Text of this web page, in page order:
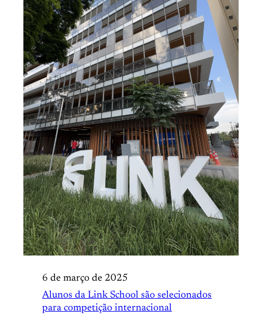
6 de março de 2025
Alunos da Link School são selecionados
para competição internacional